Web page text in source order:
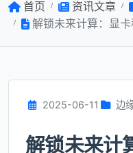
首页 资讯文章
解锁未来计算：显
2025-06-11 边
解锁未来计